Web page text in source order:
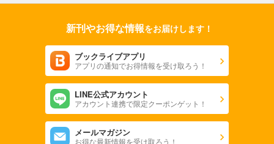
新刊やお得な情報をお届けします！
ブックライブアプリ
アプリの通知でお得情報を受け取ろう！
LINE公式アカウント
アカウント連携で限定クーポンゲット！
メールマガジン
お得な最新情報を受け取ろう！